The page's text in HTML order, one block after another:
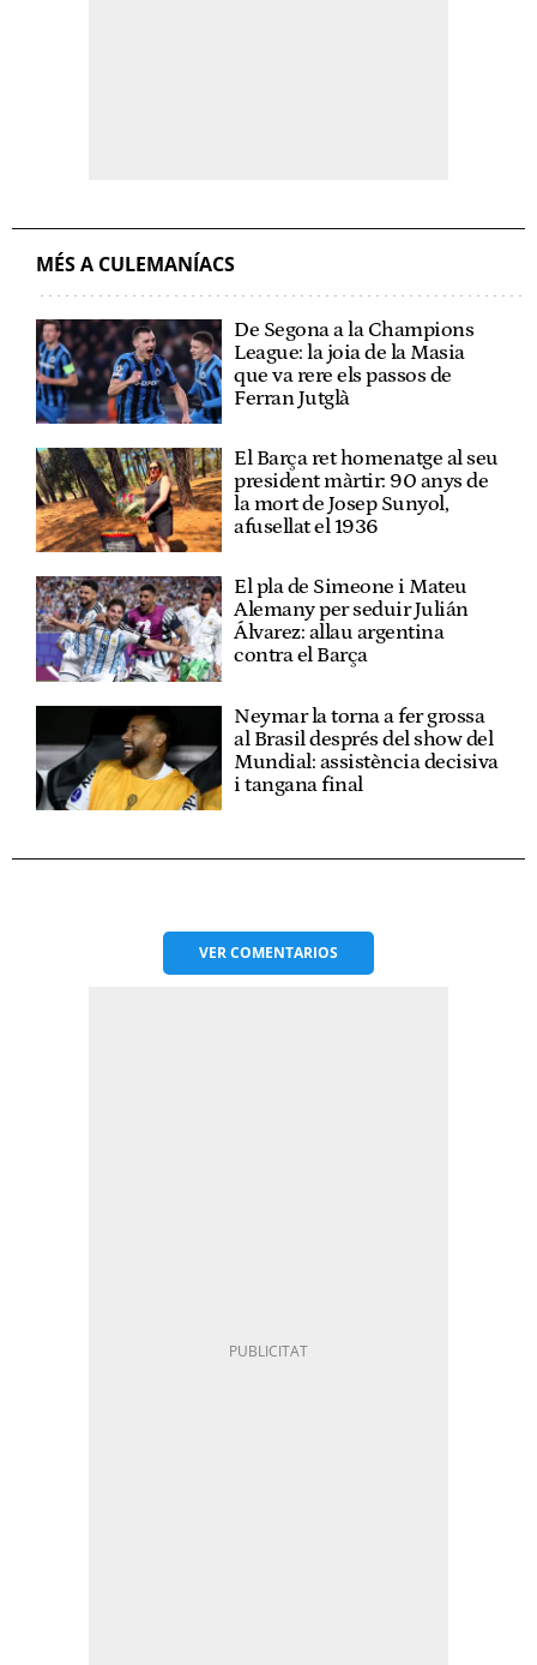
MÉS A CULEMANÍACS
De Segona a la Champions
League: la joia de la Masia
que va rere els passos de
Ferran Jutglà
El Barça ret homenatge al seu
president màrtir: 90 anys de
la mort de Josep Sunyol,
afusellat el 1936
El pla de Simeone i Mateu
Alemany per seduir Julián
Álvarez: allau argentina
contra el Barça
Neymar la torna a fer grossa
al Brasil després del show del
Mundial: assistència decisiva
i tangana final
VERCOMENTARIOS